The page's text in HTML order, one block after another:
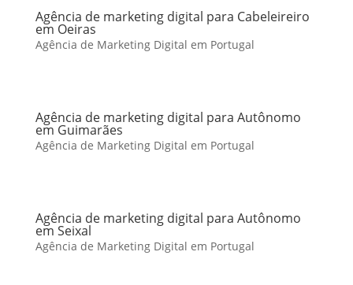
Agência de marketing digital para Cabeleireiro
em Oeiras
Agência de Marketing Digital em Portugal
Agência de marketing digital para Autônomo
em Guimarães
Agência de Marketing Digital em Portugal
Agência de marketing digital para Autônomo
em Seixal
Agência de Marketing Digital em Portugal